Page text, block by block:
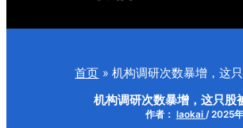
首页 机构调研次数暴增，这
机构调研次数暴增，这只股
作者： laokai /2025